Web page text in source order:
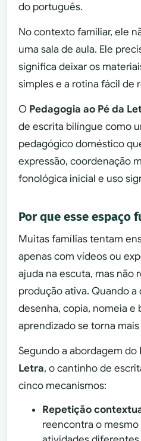
do português.
No contexto familiar, ele
uma sala de aula. Ele
significa deixar os
simples e a rotina fácil de
O Pedagogia ao Pé da
de escrita bilíngue como
pedagógico doméstico
expressão, coordenação
fonológica inicial e uso
Por que esse espaço
Muitas famílias tentam
apenas com vídeos ou
ajuda na escuta, mas não
produção ativa. Quando a
desenha, copia, nomeia e
aprendizado se torna
Segundo a abordagem do
Letra, o cantinho de
cinco mecanismos:
Repetição
reencontra o